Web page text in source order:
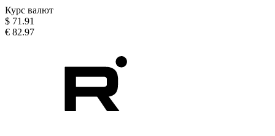
Курс валют
$ 71.91
€ 82.97